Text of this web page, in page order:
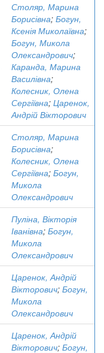
Столяр, Марина
Борисівна; Богун,
Ксенія Миколаївна;
Богун, Микола
Олександрович;
Каранда, Марина
Василівна;
Колесник, Олена
Сергіївна; Царенок,
Андрій Вікторович
Столяр, Марина
Борисівна;
Колесник, Олена
Сергіївна; Богун,
Микола
Олександрович
Пуліна, Вікторія
Іванівна; Богун,
Микола
Олександрович
Царенок, Андрій
Вікторович; Богун,
Микола
Олександрович
Царенок, Андрій
Вікторович; Богун,